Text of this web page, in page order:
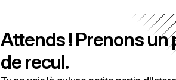
Attends ! Prenons un
de recul.